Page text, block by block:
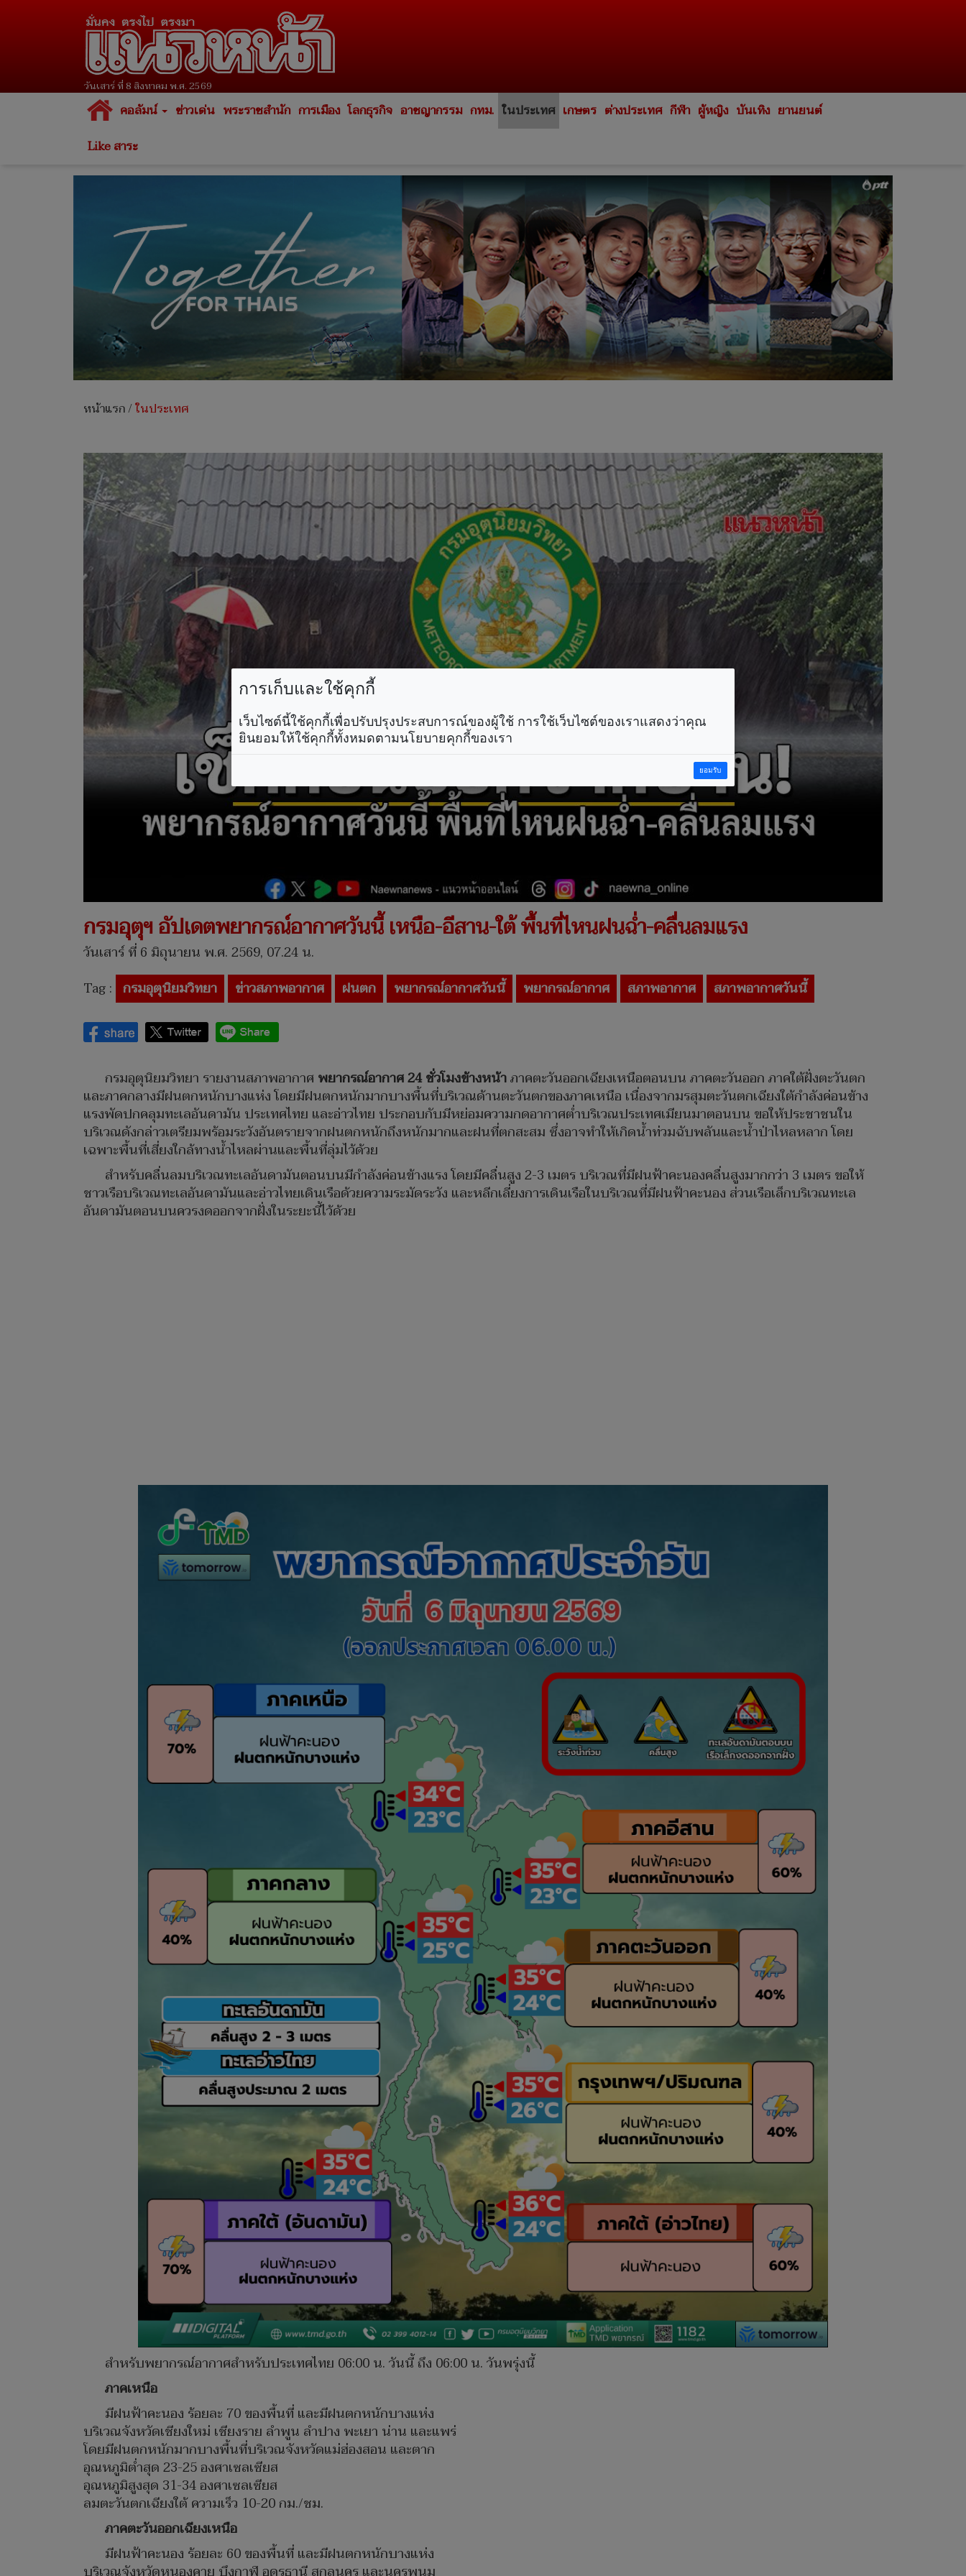
วันเสาร์ ที่ 8 สิงหาคม พ.ศ. 2569
คอลัมน์ ข่าวเด่น พระราชสำนัก การเมือง โลกธุรกิจ อาชญากรรม กทม. ในประเทศ เกษตร ต่างประเทศ กีฬา ผู้หญิง บันเทิง ยานยนต์
Like สาระ
หน้าแรก/ในประเทศ
กรมอุตุฯ อัปเดตพยากรณ์อากาศวันนี้ เหนือ-อีสาน-ใต้ พื้นที่ไหนฝนฉ่ำ-คลื่นลมแรง
วันเสาร์ ที่ 6 มิถุนายน พ.ศ. 2569, 07.24 น.
Tag : กรมอุตุนิยมวิทยา ข่าวสภาพอากาศ ฝนตก พยากรณ์อากาศวันนี้ พยากรณ์อากาศ สภาพอากาศ สภาพอากาศวันนี้
กรมอุตุนิยมวิทยา รายงานสภาพอากาศ พยากรณ์อากาศ 24 ชั่วโมงข้างหน้าภาคตะวันออกเฉียงเหนือตอนบน ภาคตะวันออก ภาคใต้ฝั่งตะวันตก
และภาคกลางมีฝนตกหนักบางแห่ง โดยมีฝนตกหนักมากบางพื้นที่บริเวณด้านตะวันตกของภาคเหนือ เนื่องจากมรสุมตะวันตกเฉียงใต้กำลังค่อนข้าง
แรงพัดปกคลุมทะเลอันดามัน ประเทศไทย และอ่าวไทย ประกอบกับมีหย่อมความกดอากาศต่ำบริเวณประเทศเมียนมาตอนบน ขอให้ประชาชนใน
บริเวณดังกล่าวเตรียมพร้อมระวังอันตรายจากฝนตกหนักถึงหนักมากและฝนที่ตกสะสม ซึ่งอาจทำให้เกิดน้ำท่วมฉับพลันและน้ำป่าไหลหลาก โดย
เฉพาะพื้นที่เสี่ยงใกล้ทางน้ำไหลผ่านและพื้นที่ลุ่มไว้ด้วย
สำหรับคลื่นลมบริเวณทะเลอันดามันตอนบนมีกำลังค่อนข้างแรง โดยมีคลื่นสูง 2-3 เมตร บริเวณที่มีฝนฟ้าคะนองคลื่นสูงมากกว่า 3 เมตร ขอให้
ชาวเรือบริเวณทะเลอันดามันและอ่าวไทยเดินเรือด้วยความระมัดระวัง และหลีกเลี่ยงการเดินเรือในบริเวณที่มีฝนฟ้าคะนอง ส่วนเรือเล็กบริเวณทะเล
อันดามันตอนบนควรงดออกจากฝั่งในระยะนี้ไว้ด้วย
สำหรับพยากรณ์อากาศสำหรับประเทศไทย 06:00 น. วันนี้ ถึง 06:00 น. วันพรุ่งนี้
ภาคเหนือ
มีฝนฟ้าคะนอง ร้อยละ 70 ของพื้นที่ และมีฝนตกหนักบางแห่ง
บริเวณจังหวัดเชียงใหม่ เชียงราย ลำพูน ลำปาง พะเยา น่าน และแพร่
โดยมีฝนตกหนักมากบางพื้นที่บริเวณจังหวัดแม่ฮ่องสอน และตาก
อุณหภูมิต่ำสุด 23-25 องศาเซลเซียส
อุณหภูมิสูงสุด 31-34 องศาเซลเซียส
ลมตะวันตกเฉียงใต้ ความเร็ว 10-20 กม./ชม.
ภาคตะวันออกเฉียงเหนือ
มีฝนฟ้าคะนอง ร้อยละ 60 ของพื้นที่ และมีฝนตกหนักบางแห่ง
การเก็บและใช้คุกกี้
เว็บไซต์นี้ใช้คุกกี้เพื่อปรับปรุงประสบการณ์ของผู้ใช้ การใช้เว็บไซต์ของเราแสดงว่าคุณ
ยินยอมให้ใช้คุกกี้ทั้งหมดตามนโยบายคุกกี้ของเรา
ยอมรับ